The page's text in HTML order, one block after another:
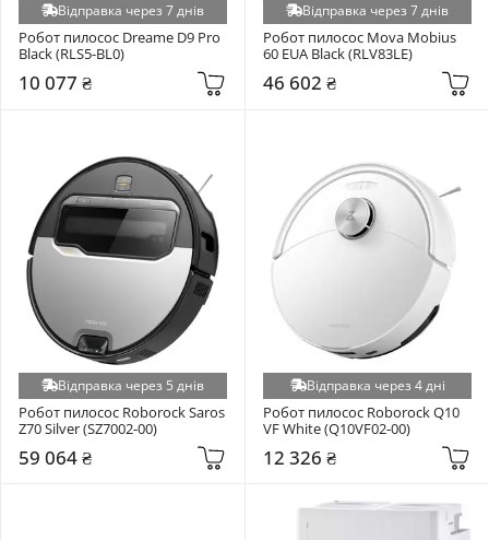
Відправка через 7 днів
Робот пилосос Dreame D9 Pro
Black (RLS5-BL0)
10 077 ₴
Відправка через 7 днів
Робот пилосос Mova Mobius
60 EUA Black (RLV83LE)
46 602 ₴
Відправка через 5 днів
Робот пилосос Roborock Saros
Z70 Silver (SZ7002-00)
59 064 ₴
Відправка через 4 дні
Робот пилосос Roborock Q10
VF White (Q10VF02-00)
12 326 ₴